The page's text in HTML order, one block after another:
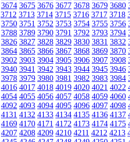
3674 3675 3676 3677 3678 3679 3680
3712 3713 3714 3715 3716 3717 3718
3750 3751 3752 3753 3754 3755 3756
3788 3789 3790 3791 3792 3793 3794
3826 3827 3828 3829 3830 3831 3832
3864 3865 3866 3867 3868 3869 3870
3902 3903 3904 3905 3906 3907 3908
3940 3941 3942 3943 3944 3945 3946
3978 3979 3980 3981 3982 3983 3984
4016 4017 4018 4019 4020 4021 4022
4054 4055 4056 4057 4058 4059 4060
4092 4093 4094 4095 4096 4097 4098
4131 4132 4133 4134 4135 4136 4137
4169 4170 4171 4172 4173 4174 4175
4207 4208 4209 4210 4211 4212 4213